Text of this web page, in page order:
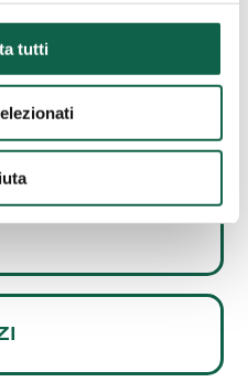
tutti
E SERVIZI